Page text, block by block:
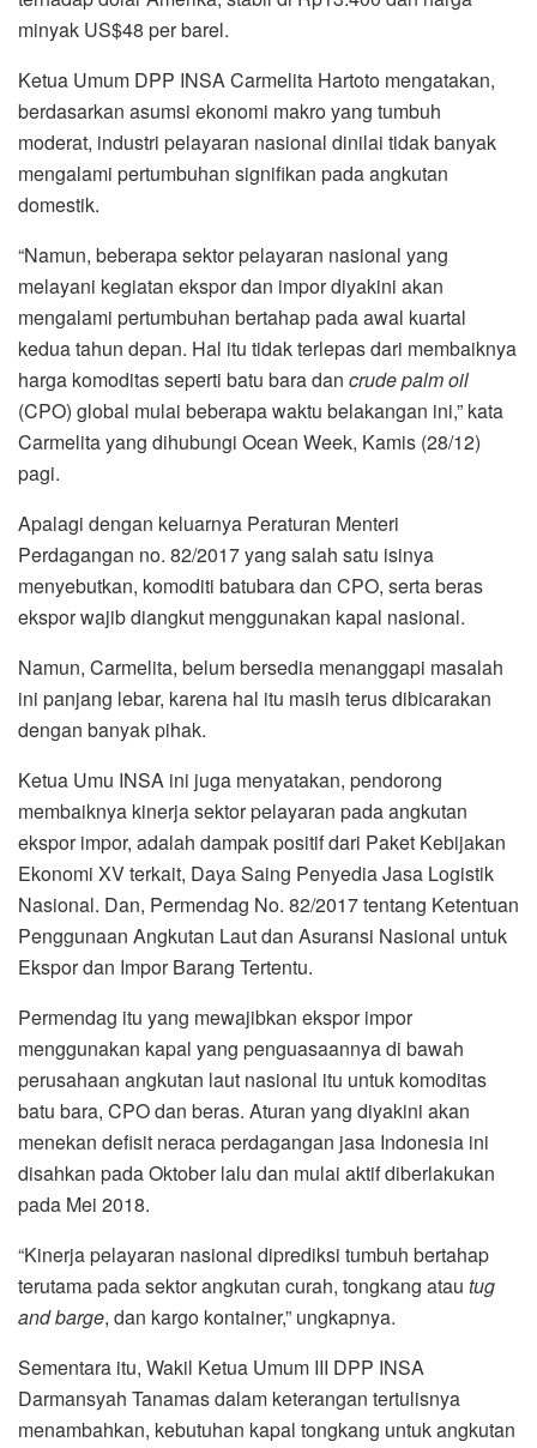
minyak US$48 per barel.
Ketua Umum DPP INSA Carmelita Hartoto mengatakan,
berdasarkan asumsi ekonomi makro yang tumbuh
moderat, industri pelayaran nasional dinilai tidak banyak
mengalami pertumbuhan signifikan pada angkutan
domestik.
“Namun, beberapa sektor pelayaran nasional yang
melayani kegiatan ekspor dan impor diyakini akan
mengalami pertumbuhan bertahap pada awal kuartal
kedua tahun depan. Hal itu tidak terlepas dari membaiknya
harga komoditas seperti batu bara dan crude palm oil
(CPO) global mulai beberapa waktu belakangan ini,” kata
Carmelita yang dihubungi Ocean Week, Kamis (28/12)
pagi.
Apalagi dengan keluarnya Peraturan Menteri
Perdagangan no. 82/2017 yang salah satu isinya
menyebutkan, komoditi batubara dan CPO, serta beras
ekspor wajib diangkut menggunakan kapal nasional.
Namun, Carmelita, belum bersedia menanggapi masalah
ini panjang lebar, karena hal itu masih terus dibicarakan
dengan banyak pihak.
Ketua Umu INSA ini juga menyatakan, pendorong
membaiknya kinerja sektor pelayaran pada angkutan
ekspor impor, adalah dampak positif dari Paket Kebijakan
Ekonomi XV terkait, Daya Saing Penyedia Jasa Logistik
Nasional. Dan, Permendag No. 82/2017 tentang Ketentuan
Penggunaan Angkutan Laut dan Asuransi Nasional untuk
Ekspor dan Impor Barang Tertentu.
Permendag itu yang mewajibkan ekspor impor
menggunakan kapal yang penguasaannya di bawah
perusahaan angkutan laut nasional itu untuk komoditas
batu bara, CPO dan beras. Aturan yang diyakini akan
menekan defisit neraca perdagangan jasa Indonesia ini
disahkan pada Oktober lalu dan mulai aktif diberlakukan
pada Mei 2018.
“Kinerja pelayaran nasional diprediksi tumbuh bertahap
terutama pada sektor angkutan curah, tongkang atau tug
and barge, dan kargo kontainer,” ungkapnya.
Sementara itu, Wakil Ketua Umum III DPP INSA
Darmansyah Tanamas dalam keterangan tertulisnya
menambahkan, kebutuhan kapal tongkang untuk angkutan